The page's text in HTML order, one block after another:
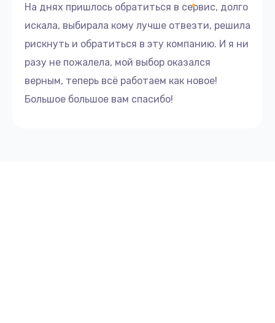
На днях пришлось обратиться в сервис, долго
искала, выбирала кому лучше отвезти, решила
рискнуть и обратиться в эту компанию. И я ни
разу не пожалела, мой выбор оказался
верным, теперь всё работаем как новое!
Большое большое вам спасибо!